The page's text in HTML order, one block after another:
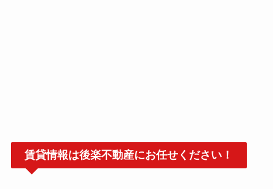
賃貸情報は後楽不動産にお任せください！